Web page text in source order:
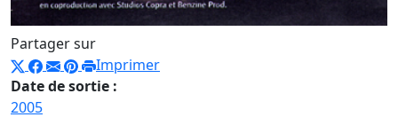
Partager sur
Imprimer
Date de sortie :
2005